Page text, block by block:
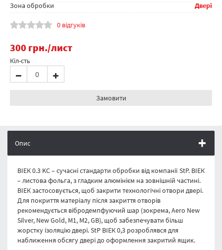
Зона обробки
Двері
0 відгуків
300 грн./лист
Кіл-сть
Замовити
Опис
ВІЕК 0.3 KC – сучасні стандарти обробки від компанії StP. ВІЕК
– листова фольга, з гладким алюмінієм на зовнішній частині.
ВІЕК застосовується, щоб закрити технологічні отвори двері.
Для покриття матеріалу після закриття отворів
рекомендується вібродемпфуючий шар (зокрема, Aero New
Silver, New Gold, M1, M2, GB), щоб забезпечувати більш
жорстку ізоляцію двері. StP ВІЕК 0,3 розроблявся для
наближення обсягу двері до оформлення закритий ящик.